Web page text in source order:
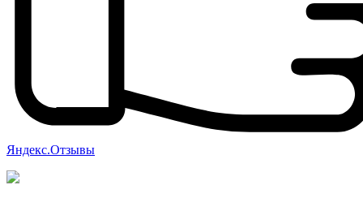
Яндекс.Отзывы